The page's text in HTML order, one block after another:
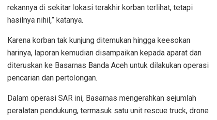
rekannya di sekitar lokasi terakhir korban terlihat, tetapi
hasilnya nihil,” katanya.
Karena korban tak kunjung ditemukan hingga keesokan
harinya, laporan kemudian disampaikan kepada aparat dan
diteruskan ke Basarnas Banda Aceh untuk dilakukan operasi
pencarian dan pertolongan.
Dalam operasi SAR ini, Basarnas mengerahkan sejumlah
peralatan pendukung, termasuk satu unit rescue truck, drone